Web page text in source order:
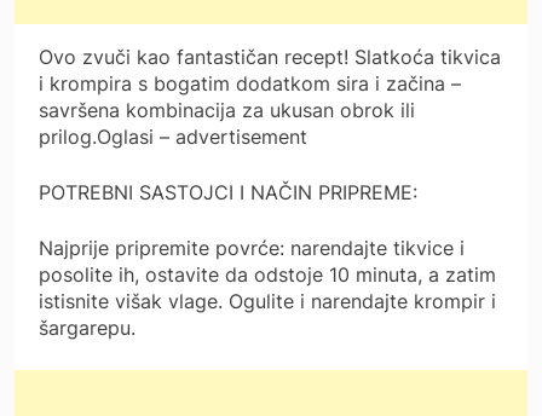
Ovo zvuči kao fantastičan recept! Slatkoća tikvica
i krompira s bogatim dodatkom sira i začina –
savršena kombinacija za ukusan obrok ili
prilog.Oglasi – advertisement
POTREBNI SASTOJCI I NAČIN PRIPREME:
Najprije pripremite povrće: narendajte tikvice i
posolite ih, ostavite da odstoje 10 minuta, a zatim
istisnite višak vlage. Ogulite i narendajte krompir i
šargarepu.